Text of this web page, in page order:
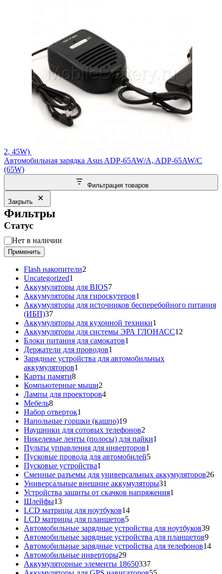
2, 45W)
Автомобильная зарядка Asus ADP-65AW/A, ADP-65AW/C
(65W)
Фильтрация товаров
Закрыть
Фильтры
Статус
Статус
Нет в наличии
Применить
Flash накопители2
Uncategorized1
товар
Аккумуляторы для BIOS77
товаров
Аккумуляторы для гироскутеров1
товар
Аккумуляторы для источников бесперебойного питания
(ИБП)3737
товаров
Аккумуляторы для кухонной техники1
товар
Аккумуляторы для системы ЭРА ГЛОНАСС12
Блоки питания для самокатов1
Держатели для проводов1
товар
Зарядные устройства для автомобильных
аккумуляторов1
Карты памяти88
товаров
Компьютерные мыши2
товара
Лампы для проекторов44
Мебель88
товаров
Набор отверток1
товар
Напольные горшки (кашпо)1919
товаров
Наушники для сотовых телефонов2
товара
Никелевые ленты (полосы) для пайки1
Пульты управления для инверторов1
товар
Пусковые провода для автомобилей55
Пусковые устройства1
товар
Сменные разъемы для универсальных аккумуляторов2626
Универсальные внешние аккумуляторы31
товар
Устройства защиты от скачков напряжения1
Шлейфы1313
товаров
LCD матрицы для ноутбуков1414
LCD матрицы для планшетов55
товаров
Автомобильные зарядные устройства для ноутбуков3939
Автомобильные зарядные устройства для планшетов99
Автомобильные зарядные устройства для телефонов1414
Автомобильные инверторы2929
товаров
Аккумуляторные элементы 18650337337